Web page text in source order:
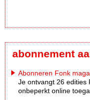
abonnement
Abonneren Fonk
Je ontvangt 26 edities
onbeperkt online